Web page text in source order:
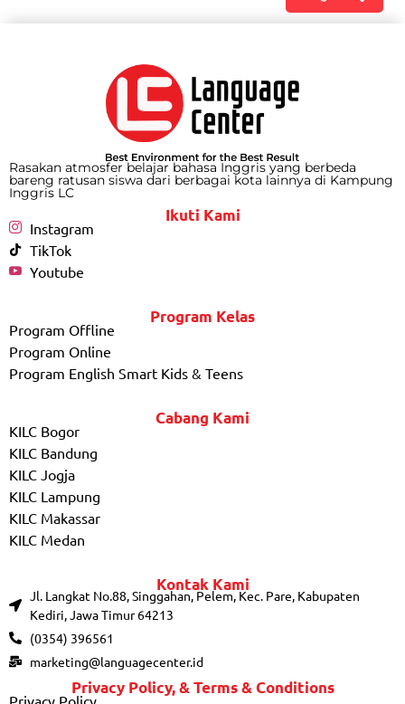
Rasakan atmosfer belajar bahasa Inggris yang berbeda
bareng ratusan siswa dari berbagai kota lainnya di Kampung
Inggris LC
Ikuti Kami
Instagram
TikTok
Youtube
Program Kelas
Program Offline
Program Online
Program English Smart Kids & Teens
Cabang Kami
KILC Bogor
KILC Bandung
KILC Jogja
KILC Lampung
KILC Makassar
KILC Medan
Kontak Kami
Jl. Langkat No.88, Singgahan, Pelem, Kec. Pare, Kabupaten
Kediri, Jawa Timur 64213
(0354) 396561
marketing@languagecenter.id
Privacy Policy, & Terms & Conditions
Privacy Policy